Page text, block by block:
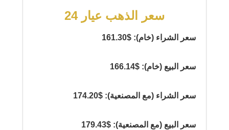
سعر الذهب عيار 24
سعر الشراء (خام): $161.30
سعر البيع (خام): $166.14
سعر الشراء (مع المصنعية): $174.20
سعر البيع (مع المصنعية): $179.43